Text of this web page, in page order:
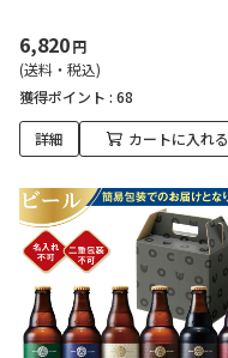
6,820円
(送料・税込)
獲得ポイント : 68
詳細 カートに入れる